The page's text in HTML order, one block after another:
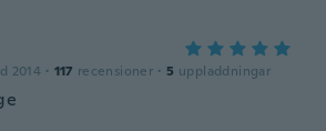
2014 · 117 recensioner · 5 uppladdningar